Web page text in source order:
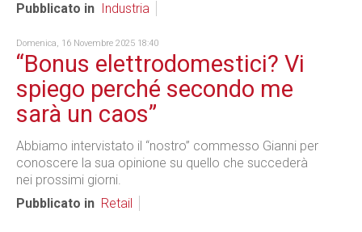
Pubblicato in
Industria
Domenica, 16 Novembre 2025 18:40
“Bonus elettrodomestici? Vi
spiego perché secondo me
sarà un caos”
Abbiamo intervistato il “nostro” commesso Gianni per
conoscere la sua opinione su quello che succederà
nei prossimi giorni.
Pubblicato in Retail